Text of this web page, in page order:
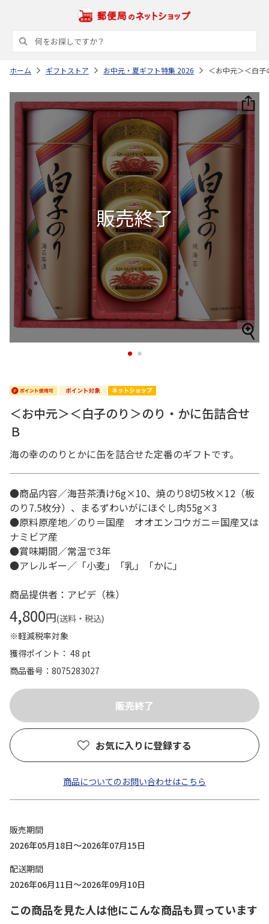
ホーム ギフトストア お中元・夏ギフト特集 2026 ＜お中元＞＜白
1 2
＜お中元＞＜白子のり＞のり・かに缶詰合せ
Ｂ
海の幸ののりとかに缶を詰合せた定番のギフトです。
●商品内容／海苔茶漬け6g×10、焼のり8切5枚×12（板
のり7.5枚分）、まるずわいがにほぐし肉55g×3
●原料原産地／のり＝国産 オオエンコウガニ＝国産又は
ナミビア産
●賞味期間／常温で3年
●アレルギー／「小麦」「乳」「かに」
商品提供者：アピデ（株）
4,800円(送料・税込)
※軽減税率対象
獲得ポイント： 48 pt
商品番号
8075283027
お気に入りに登録する
商品についてのお問い合わせはこちら
販売期間
2026年05月18日～2026年07月15日
配送期間
2026年06月11日～2026年09月10日
この商品を見た人は他にこんな商品も買っています